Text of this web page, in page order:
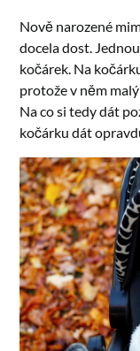
Nově narozené
docela dost.
kočárek. Na
protože v něm
Na co si tedy dát
kočárku dát